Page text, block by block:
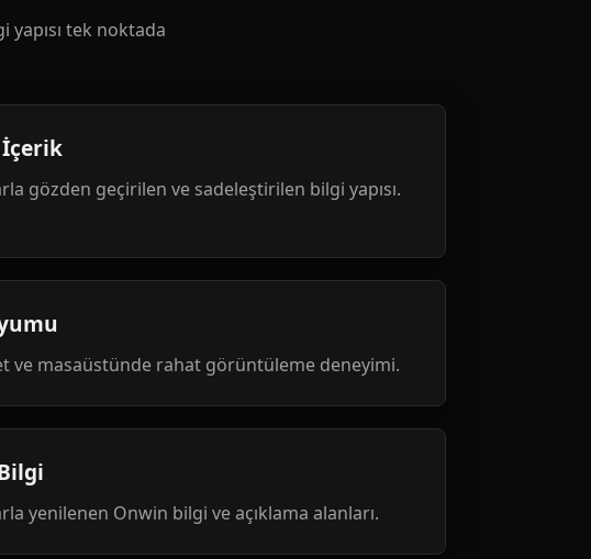
yapısı tek noktada
İçerik
gözden geçirilen ve sadeleştirilen bilgi yapısı.
ve masaüstünde rahat görüntüleme deneyimi.
yenilenen Onwin bilgi ve açıklama alanları.